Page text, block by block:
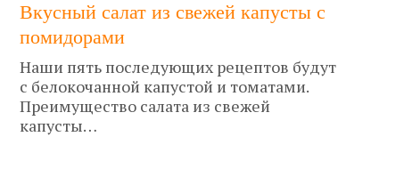
Вкусный салат из свежей капусты с
помидорами
Наши пять последующих рецептов будут
с белокочанной капустой и томатами.
Преимущество салата из свежей
капусты…